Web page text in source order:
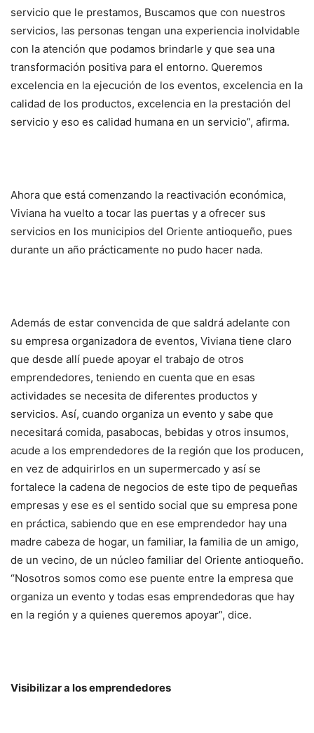
servicio que le prestamos, Buscamos que con nuestros
servicios, las personas tengan una experiencia inolvidable
con la atención que podamos brindarle y que sea una
transformación positiva para el entorno. Queremos
excelencia en la ejecución de los eventos, excelencia en la
calidad de los productos, excelencia en la prestación del
servicio y eso es calidad humana en un servicio”, afirma.
Ahora que está comenzando la reactivación económica,
Viviana ha vuelto a tocar las puertas y a ofrecer sus
servicios en los municipios del Oriente antioqueño, pues
durante un año prácticamente no pudo hacer nada.
Además de estar convencida de que saldrá adelante con
su empresa organizadora de eventos, Viviana tiene claro
que desde allí puede apoyar el trabajo de otros
emprendedores, teniendo en cuenta que en esas
actividades se necesita de diferentes productos y
servicios. Así, cuando organiza un evento y sabe que
necesitará comida, pasabocas, bebidas y otros insumos,
acude a los emprendedores de la región que los producen,
en vez de adquirirlos en un supermercado y así se
fortalece la cadena de negocios de este tipo de pequeñas
empresas y ese es el sentido social que su empresa pone
en práctica, sabiendo que en ese emprendedor hay una
madre cabeza de hogar, un familiar, la familia de un amigo,
de un vecino, de un núcleo familiar del Oriente antioqueño.
“Nosotros somos como ese puente entre la empresa que
organiza un evento y todas esas emprendedoras que hay
en la región y a quienes queremos apoyar”, dice.
Visibilizar a los emprendedores